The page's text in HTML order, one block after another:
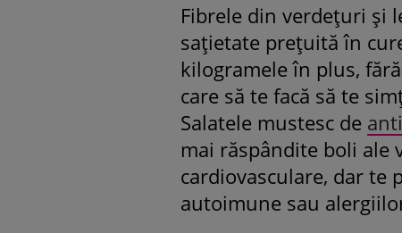
Fibrele din verdeţuri şi
saţietate preţuită în
kilogramele în plus,
care să te facă să te
Salatele mustesc de
mai răspândite boli ale
cardiovasculare, dar te
autoimune sau